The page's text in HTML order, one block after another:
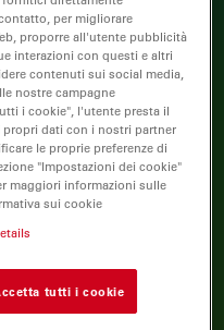
per migliorare
proporre all'utente pubblicità
interazioni con questi e altri
contenuti sui social media,
nostre campagne
i cookie", l'utente presta il
dati con i nostri partner
le proprie preferenze di
"Impostazioni dei cookie"
maggiori informazioni sulle
sui cookie
tutti i cookie